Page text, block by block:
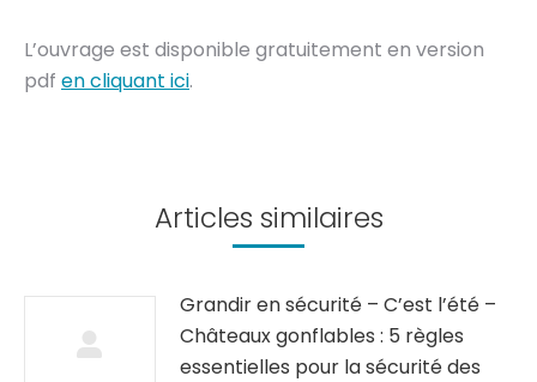
L’ouvrage est disponible gratuitement en version
pdf en cliquant ici.
Articles similaires
Grandir en sécurité – C’est l’été –
Châteaux gonflables : 5 règles
essentielles pour la sécurité des